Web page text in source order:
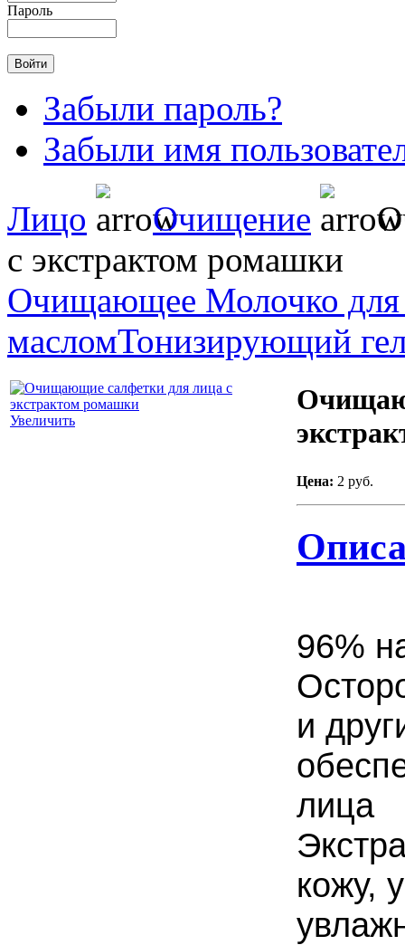
Пароль
Забыли пароль?
Забыли имя
Лицо
Oчищение
с экстрактом ромашки
Очищающее Молочко для
масломТонизирующий
Увеличить
Цена: 2 руб.
96%
и
лица
кожу,